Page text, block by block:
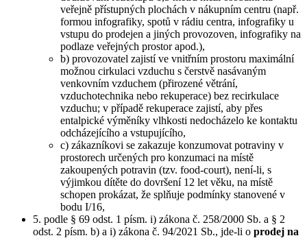
veřejně přístupných plochách v nákupním centru (např.
formou infografiky, spotů v rádiu centra, infografiky u
vstupu do prodejen a jiných provozoven, infografiky na
podlaze veřejných prostor apod.),
b) provozovatel zajistí ve vnitřním prostoru maximální
možnou cirkulaci vzduchu s čerstvě nasávaným
venkovním vzduchem (přirozené větrání,
vzduchotechnika nebo rekuperace) bez recirkulace
vzduchu; v případě rekuperace zajistí, aby přes
entalpické výměníky vlhkosti nedocházelo ke kontaktu
odcházejícího a vstupujícího,
c) zákazníkovi se zakazuje konzumovat potraviny v
prostorech určených pro konzumaci na místě
zakoupených potravin (tzv. food-court), není-li, s
výjimkou dítěte do dovršení 12 let věku, na místě
schopen prokázat, že splňuje podmínky stanovené v
bodu I/16,
5. podle § 69 odst. 1 písm. i) zákona č. 258/2000 Sb. a § 2
odst. 2 písm. b) a i) zákona č. 94/2021 Sb., jde-li o prodej na